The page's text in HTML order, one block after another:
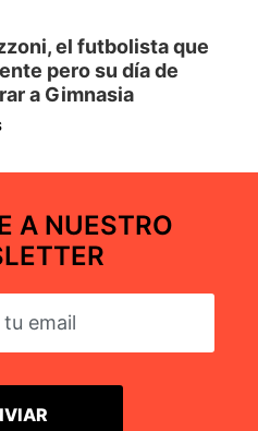
el futbolista que
pero su día de
a Gimnasia
A NUESTRO